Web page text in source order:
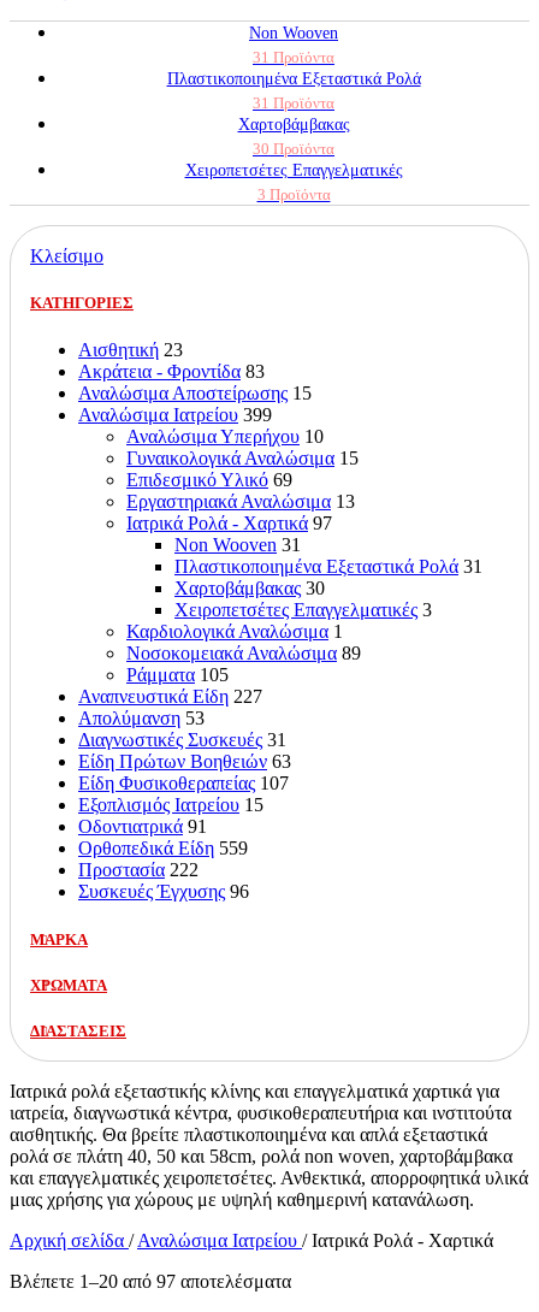
Non Wooven
31 Προϊόντα
Πλαστικοποιημένα Εξεταστικά Ρολά
31 Προϊόντα
Χαρτοβάμβακας
30 Προϊόντα
Χειροπετσέτες Επαγγελματικές
3 Προϊόντα
Κλείσιμο
ΚΑΤΗΓΟΡΙΕΣ
Αισθητική 23
Ακράτεια - Φροντίδα 83
Αναλώσιμα Αποστείρωσης 15
Αναλώσιμα Ιατρείου 399
Αναλώσιμα Υπερήχου 10
Γυναικολογικά Αναλώσιμα 15
Επιδεσμικό Υλικό 69
Εργαστηριακά Αναλώσιμα 13
Ιατρικά Ρολά - Χαρτικά 97
Non Wooven 31
Πλαστικοποιημένα Εξεταστικά Ρολά 31
Χαρτοβάμβακας 30
Χειροπετσέτες Επαγγελματικές 3
Καρδιολογικά Αναλώσιμα 1
Νοσοκομειακά Αναλώσιμα 89
Ράμματα 105
Αναπνευστικά Είδη 227
Απολύμανση 53
Διαγνωστικές Συσκευές 31
Είδη Πρώτων Βοηθειών 63
Είδη Φυσικοθεραπείας 107
Εξοπλισμός Ιατρείου 15
Οδοντιατρικά 91
Ορθοπεδικά Είδη 559
Προστασία 222
Συσκευές Έγχυσης 96
ΜΑΡΚΑ
ΧΡΩΜΑΤΑ
ΔΙΑΣΤΑΣΕΙΣ
Ιατρικά ρολά εξεταστικής κλίνης και επαγγελματικά χαρτικά για
ιατρεία, διαγνωστικά κέντρα, φυσικοθεραπευτήρια και ινστιτούτα
αισθητικής. Θα βρείτε πλαστικοποιημένα και απλά εξεταστικά
ρολά σε πλάτη 40, 50 και 58cm, ρολά non woven, χαρτοβάμβακα
και επαγγελματικές χειροπετσέτες. Ανθεκτικά, απορροφητικά υλικά
μιας χρήσης για χώρους με υψηλή καθημερινή κατανάλωση.
Αρχική σελίδα / Αναλώσιμα Ιατρείου / Ιατρικά Ρολά - Χαρτικά
Βλέπετε 1–20 από 97 αποτελέσματα